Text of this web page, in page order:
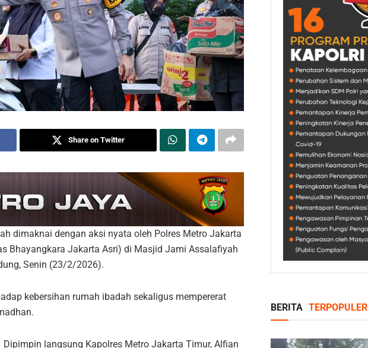
Share on Twitter
dimaknai dengan aksi nyata oleh Polres Metro Jakarta
Bhayangkara Jakarta Asri) di Masjid Jami Assalafiyah
Senin (23/2/2026).
kebersihan rumah ibadah sekaligus mempererat
Dipimpin langsung Kapolres Metro Jakarta Timur, Alfian
BERITA TERPOPULER